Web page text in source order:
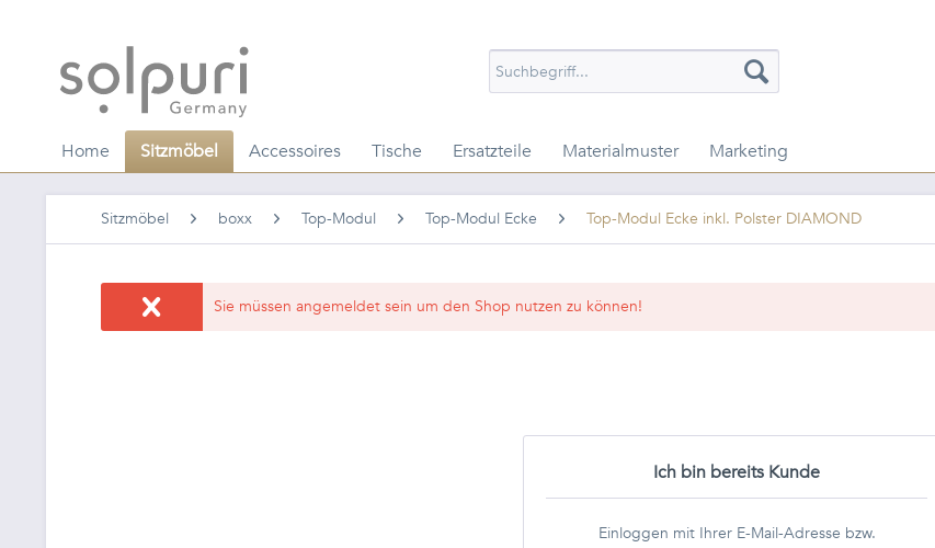
Home Sitzmöbel Accessoires Tische Ersatzteile Materialmuster Marketing
Sitzmöbel boxx Top-Modul Top-Modul Ecke Top-Modul Ecke inkl. Polster DIAMOND
Sie müssen angemeldet sein um den Shop nutzen zu können!
Ich bin bereits Kunde
Einloggen mit Ihrer E-Mail-Adresse bzw.